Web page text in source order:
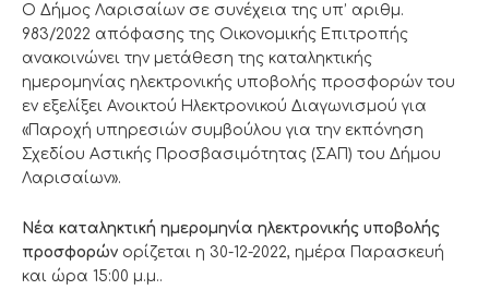
O Δήμος Λαρισαίων σε συνέχεια της υπ’ αριθμ.
983/2022 απόφασης της Οικονομικής Επιτροπής
ανακοινώνει την μετάθεση της καταληκτικής
ημερομηνίας ηλεκτρονικής υποβολής προσφορών του
εν εξελίξει Ανοικτού Ηλεκτρονικού Διαγωνισμού για
«Παροχή υπηρεσιών συμβούλου για την εκπόνηση
Σχεδίου Αστικής Προσβασιμότητας (ΣΑΠ) του Δήμου
Λαρισαίων».
Νέα καταληκτική ημερομηνία ηλεκτρονικής υποβολής
προσφορών ορίζεται η 30-12-2022, ημέρα Παρασκευή
και ώρα 15:00 μ.μ..